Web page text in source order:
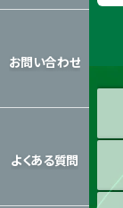
お問い合わせ
よくある質問